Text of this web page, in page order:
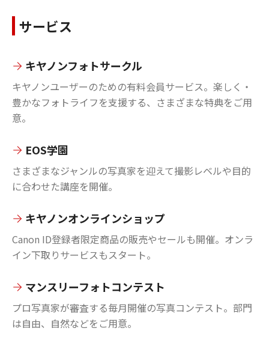
サービス
キヤノンフォトサークル
キヤノンユーザーのための有料会員サービス。楽しく・
豊かなフォトライフを支援する、さまざまな特典をご用
意。
EOS学園
さまざまなジャンルの写真家を迎えて撮影レベルや目的
に合わせた講座を開催。
キヤノンオンラインショップ
Canon ID登録者限定商品の販売やセールも開催。オンラ
イン下取りサービスもスタート。
マンスリーフォトコンテスト
プロ写真家が審査する毎月開催の写真コンテスト。部門
は自由、自然などをご用意。